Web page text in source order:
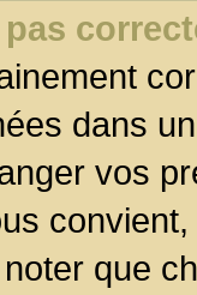
dans
vos
que